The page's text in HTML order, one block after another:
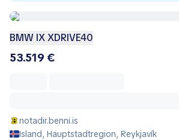
BMW IX XDRIVE40
53.519 €
notadir.benni.is
Island, Hauptstadtregion, Reykjavík